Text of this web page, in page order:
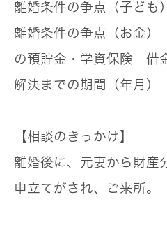
離婚条件の争点（子ども）
離婚条件の争点（お金）
の預貯金・学資保険 借
解決までの期間（年月）
【相談のきっかけ】
離婚後に、元妻から財産
申立てがされ、ご来所。